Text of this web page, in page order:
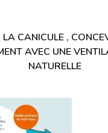
LA CANICULE ,
AVEC UNE
NATURELLE